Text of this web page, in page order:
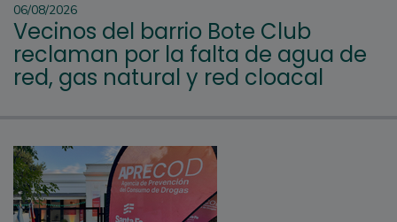
06/08/2026
Vecinos del barrio Bote Club
reclaman por la falta de agua de
red, gas natural y red cloacal